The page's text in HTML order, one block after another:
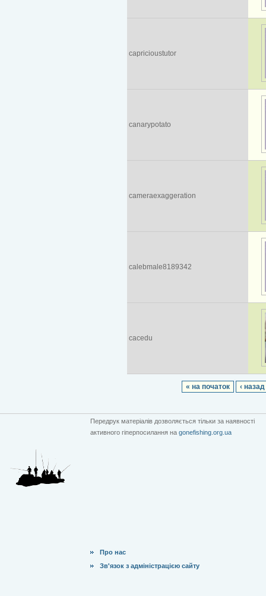
capricioustutor
canarypotato
cameraexaggeration
calebmale8189342
cacedu
« на початок ‹ назад
Передрук матеріалів дозволяється тільки за наявності
активного гіперпосилання на gonefishing.org.ua
Про нас
Зв'язок з адміністрацією сайту